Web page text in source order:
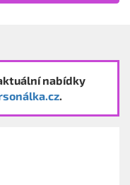
nabídky
.